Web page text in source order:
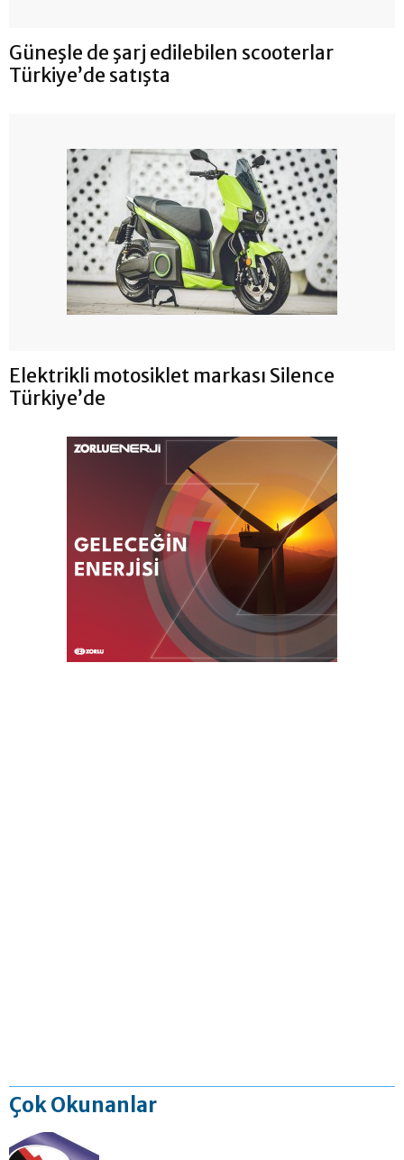
Güneşle de şarj edilebilen scooterlar
Türkiye’de satışta
Elektrikli motosiklet markası Silence
Türkiye’de
Çok Okunanlar